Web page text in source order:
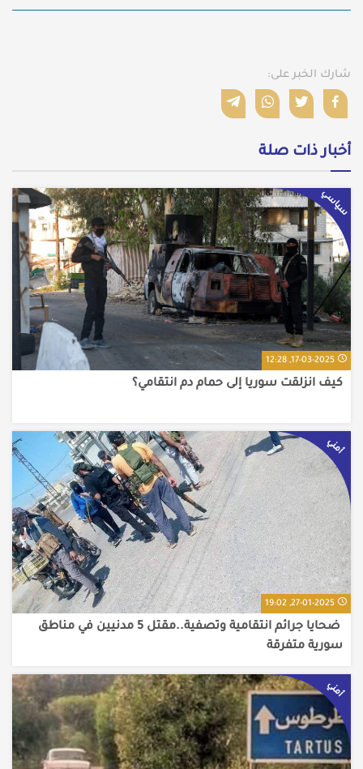
شارك الخبر على:
أخبار ذات صلة
سياسي
17-03-2025, 12:28
كيف انزلقت سوريا إلى حمام دم انتقامي؟
أمني
27-01-2025, 19:02
​ ضحايا جرائم انتقامية وتصفية..مقتل 5 مدنيين في مناطق
سورية متفرقة
أمني